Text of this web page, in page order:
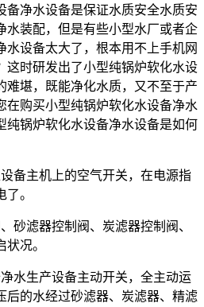
备净水设备是保证水质安全水质安
水装配，但是有些小型水厂或者企
水设备太大了，根本用不上手机网
这时研发出了小型纯锅炉软化水设
难堪，既能净化水质，又不至于产
在购买小型纯锅炉软化水设备净水
纯锅炉软化水设备净水设备是如何
备主机上的空气开关，在电源指
。
砂滤器控制阀、炭滤器控制阀、
况。
水生产设备主动开关，全主动运
后的水经过砂滤器、炭滤器、精滤